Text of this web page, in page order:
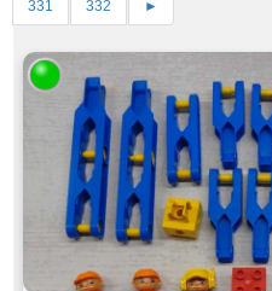
331 332 ►